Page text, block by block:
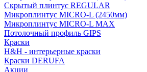
Скрытый плинтус REGULAR
Микроплинтус MICRO-L (2450мм)
Микроплинтус MICRO-L MAX
Потолочный профиль GIPS
Краски
H&H - интерьерные краски
Краски DERUFA
Акции